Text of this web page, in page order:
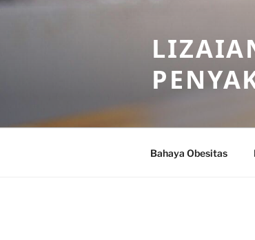
Skip
Bahaya Obesitas